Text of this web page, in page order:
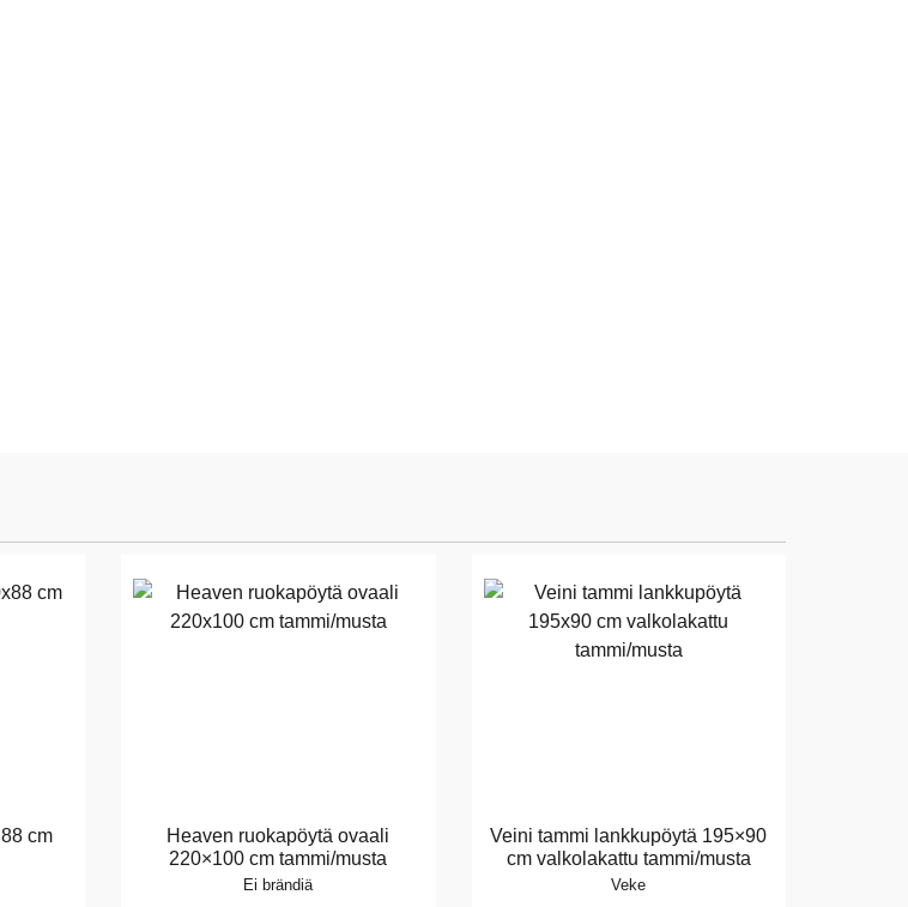
cm
Heaven ruokapöytä ovaali
220×100 cm tammi/musta
Ei brändiä
Veini tammi lankkupöytä 195×90
cm valkolakattu tammi/musta
Veke